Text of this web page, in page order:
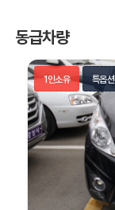
동급차량
1인소유 특옵션